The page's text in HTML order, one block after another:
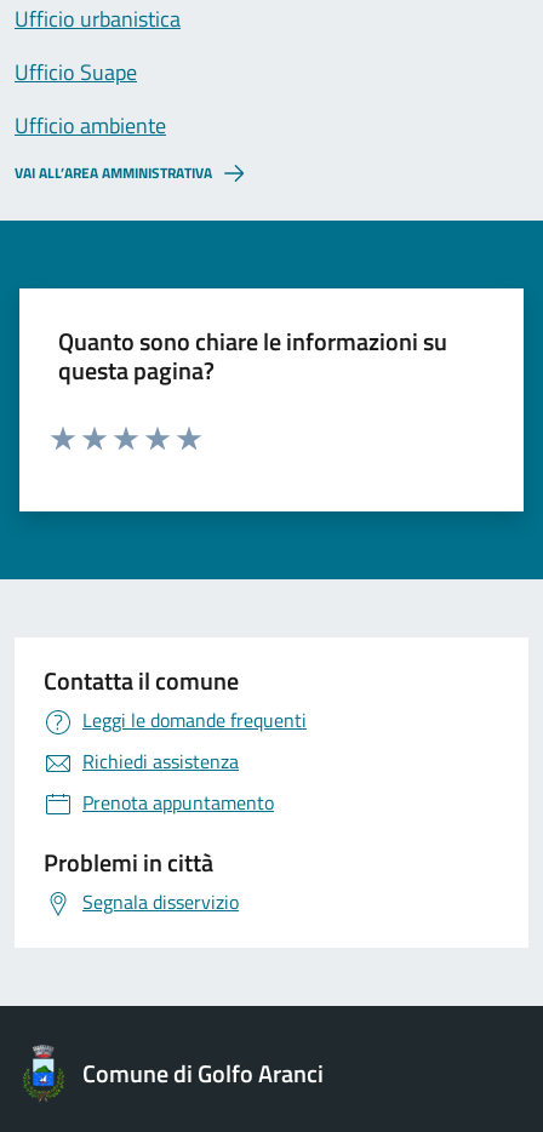
Ufficio urbanistica
Ufficio Suape
Ufficio ambiente
VAI ALL’AREA AMMINISTRATIVA
Quanto sono chiare le informazioni su
questa pagina?
Contatta il comune
Leggi le domande frequenti
Richiedi assistenza
Prenota appuntamento
Problemi in città
Segnala disservizio
Comune di Golfo Aranci